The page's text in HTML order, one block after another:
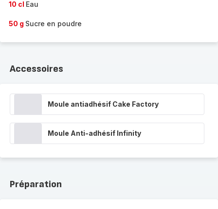
10 cl Eau
50 g Sucre en poudre
Accessoires
Moule antiadhésif Cake Factory
Moule Anti-adhésif Infinity
Préparation